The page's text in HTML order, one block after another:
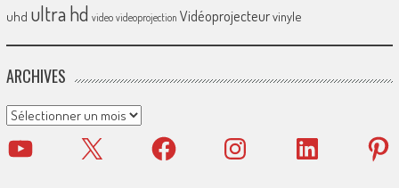
uhd ultra hd video videoprojection Vidéoprojecteurvinyle
ARCHIVES
Archives
YouTube X Facebook Instagram LinkedIn